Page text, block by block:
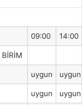
09:00 14:00
BİRİM
uygun uygun
uygun uygun